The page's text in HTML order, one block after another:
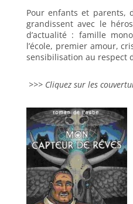
Pour enfants et parents,
grandissent avec le
d’actualité : famille
l’école, premier amour,
sensibilisation au respect
>>> Cliquez sur les